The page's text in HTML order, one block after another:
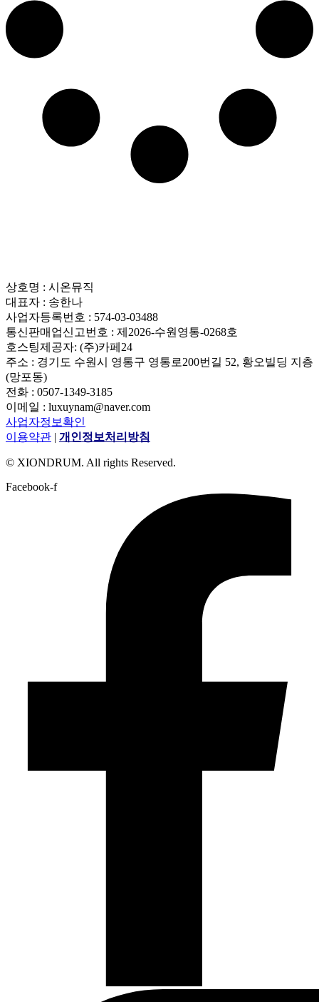
상호명 : 시온뮤직
대표자 : 송한나
사업자등록번호 : 574-03-03488
통신판매업신고번호 : 제2026-수원영통-0268호
호스팅제공자: (주)카페24
주소 : 경기도 수원시 영통구 영통로200번길 52, 황오빌딩 지층
(망포동)
전화 : 0507-1349-3185
이메일 : luxuynam@naver.com
사업자정보확인
이용약관 | 개인정보처리방침
© XIONDRUM. All rights Reserved.
Facebook-f